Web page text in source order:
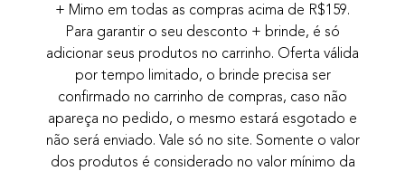
+ Mimo em todas as compras acima de R$159.
Para garantir o seu desconto + brinde, é só
adicionar seus produtos no carrinho. Oferta válida
por tempo limitado, o brinde precisa ser
confirmado no carrinho de compras, caso não
apareça no pedido, o mesmo estará esgotado e
não será enviado. Vale só no site. Somente o valor
dos produtos é considerado no valor mínimo da
iluminador
necessaire
paleta
bronzer